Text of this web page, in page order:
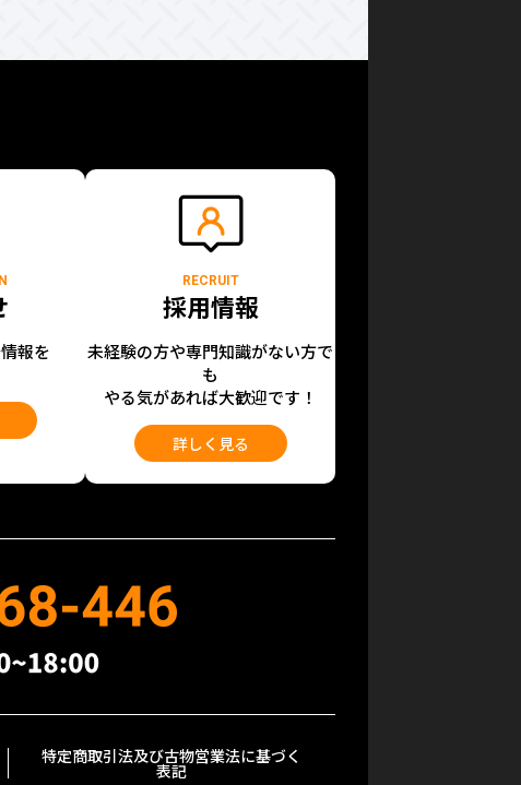
報を
RECRUIT
採用情報
未経験の方や専門知識がない方で
も
やる気があれば大歓迎です！
詳しく見る
特定商取引法及び古物営業法に基づく
表記